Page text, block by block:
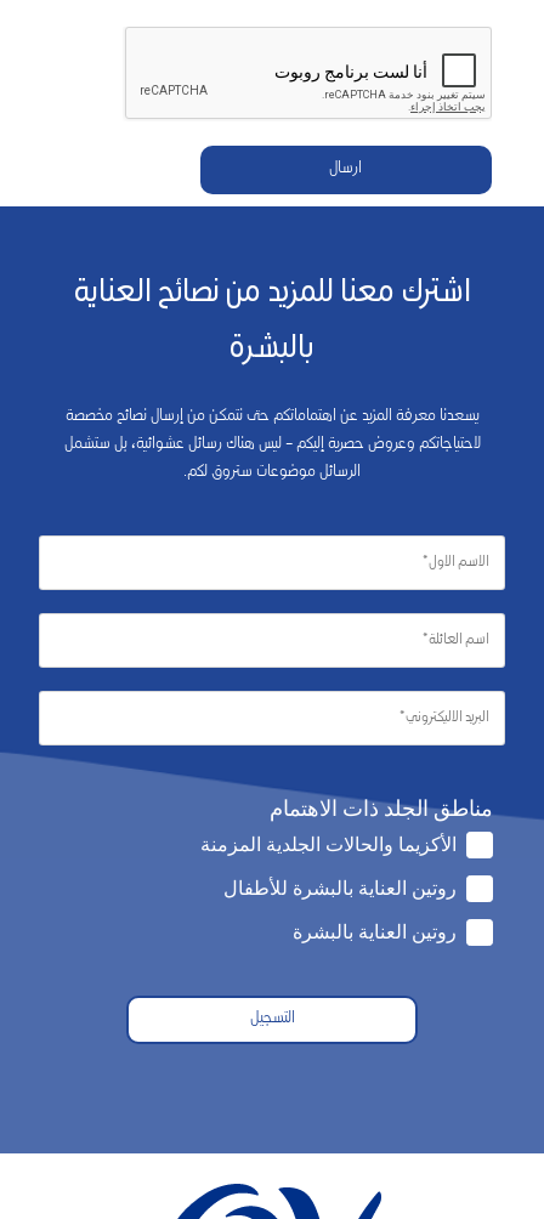
ارسال
اشترك معنا للمزيد من نصائح العناية
بالبشرة
يسعدنا معرفة المزيد عن اهتماماتكم حتى نتمكن من إرسال نصائح مخصصة
لاحتياجاتكم وعروض حصرية إليكم – ليس هناك رسائل عشوائية، بل ستشمل
الرسائل موضوعات ستروق لكم.
مناطق الجلد ذات الاهتمام
الأكزيما والحالات الجلدية المزمنة
روتين العناية بالبشرة للأطفال
روتين العناية بالبشرة
التسجيل